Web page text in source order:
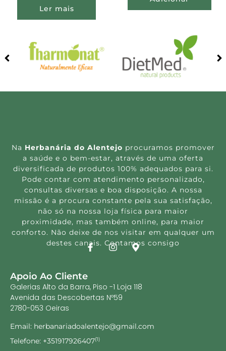
Ler mais
Na Herbanária do Alentejo procuramos promover
a saúde e o bem-estar, através de uma oferta
diversificada de produtos 100% adequados para si.
Pode contar com atendimento personalizado,
consultas diversas e boa disposição. A nossa
missão é a procura constante pela sua satisfação,
não só na nossa loja física para maior
proximidade, mas também online, para maior
conforto. Não deixe de nos visitar em qualquer um
destes canais. Contamos consigo
Apoio Ao Cliente
Galerias Alto da Barra, Piso -1 Loja 118
Avenida das Descobertas Nº59
2780-053 Oeiras
Email: herbanariadoalentejo@gmail.com
Telefone: +351917926407(1)